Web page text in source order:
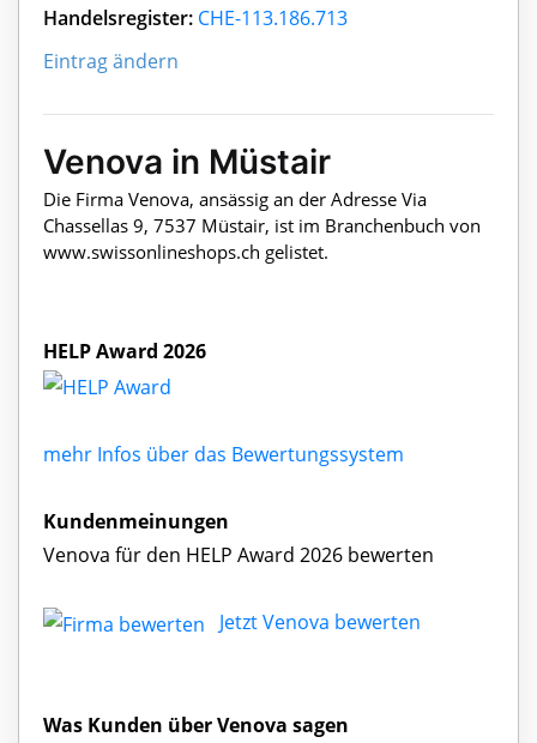
Handelsregister: CHE-113.186.713
Eintrag ändern
Venova in Müstair
Die Firma Venova, ansässig an der Adresse Via
Chassellas 9, 7537 Müstair, ist im Branchenbuch von
www.swissonlineshops.ch gelistet.
HELP Award 2026
mehr Infos über das Bewertungssystem
Kundenmeinungen
Venova für den HELP Award 2026 bewerten
Jetzt Venova bewerten
Was Kunden über Venova sagen